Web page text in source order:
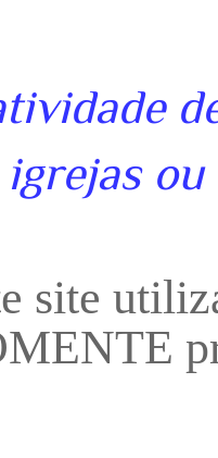
igrejas
site